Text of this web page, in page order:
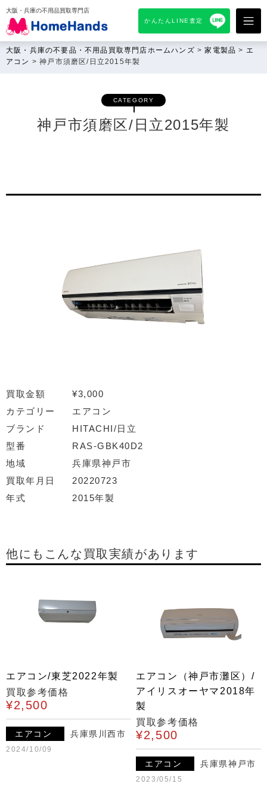
大阪・兵庫の不用品買取専門店
かんたんLINE査定
大阪・兵庫の不要品・不用品買取専門店ホームハンズ >家電製品 > エ
アコン >神戸市須磨区/日立2015年製
CATEGORY
神戸市須磨区/日立2015年製
買取金額
¥3,000
カテゴリー
エアコン
ブランド
HITACHI/日立
型番
RAS-GBK40D2
地域
兵庫県神戸市
買取年月日
20220723
年式
2015年製
他にもこんな買取実績があります
エアコン/東芝2022年製
買取参考価格
¥2,500
エアコン 兵庫県川西市
2024/10/09
エアコン（神戸市灘区）/
アイリスオーヤマ2018年
製
買取参考価格
¥2,500
エアコン 兵庫県神戸市
2023/05/15